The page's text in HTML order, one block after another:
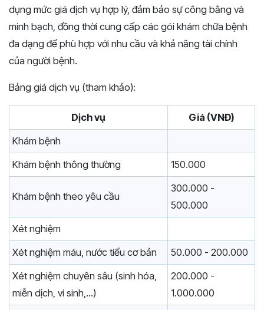
dụng mức giá dịch vụ hợp lý, đảm bảo sự công bằng và
minh bạch, đồng thời cung cấp các gói khám chữa bệnh
đa dạng để phù hợp với nhu cầu và khả năng tài chính
của người bệnh.
Bảng giá dịch vụ (tham khảo):
Dịch vụ
Giá (VNĐ)
Khám bệnh
Khám bệnh thông thường
150.000
Khám bệnh theo yêu cầu
300.000 -
500.000
Xét nghiệm
Xét nghiệm máu, nước tiểu cơ bản
50.000 - 200.000
Xét nghiệm chuyên sâu (sinh hóa,
miễn dịch, vi sinh,...)
200.000 -
1.000.000